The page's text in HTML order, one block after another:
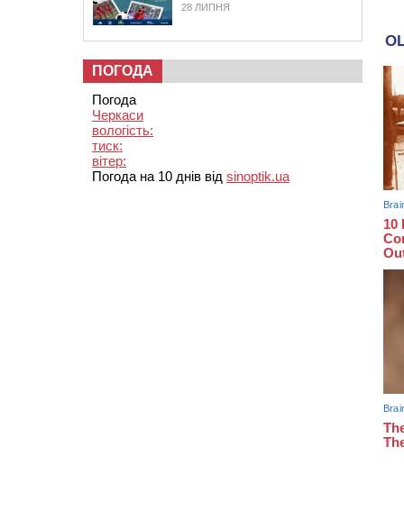
28 ЛИПНЯ
ПОГОДА
Погода
Черкаси
вологість:
тиск:
вітер:
Погода на 10 днів від sinoptik.ua